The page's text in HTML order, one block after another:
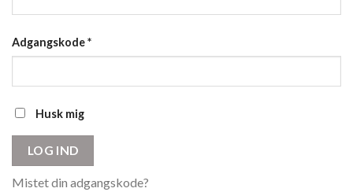
Adgangskode*
Husk mig
LOG IND
Mistet din adgangskode?